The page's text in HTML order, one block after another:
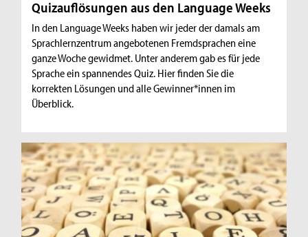
Quizauflösungen aus den Language Weeks
In den Language Weeks haben wir jeder der damals am
Sprachlernzentrum angebotenen Fremdsprachen eine
ganze Woche gewidmet. Unter anderem gab es für jede
Sprache ein spannendes Quiz. Hier finden Sie die
korrekten Lösungen und alle Gewinner*innen im
Überblick.